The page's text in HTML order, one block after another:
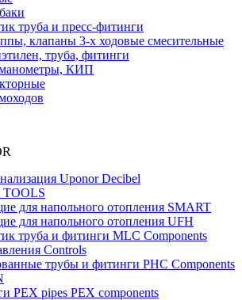
труба и пресс-фитинги
клапаны 3-х ходовые смесительные
труба, фитинги
КИП
Uponor Decibel
для напольного отопления SMART
для напольного отопления UFH
труба и фитинги MLC Components
Controls
трубы и фитинги PHC Components
PEX pipes PEX components